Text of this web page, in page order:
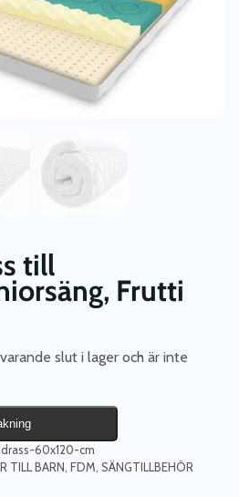
till
Frutti
slut i lager och är inte
60x120-cm
TILL BARN FDM SÄNGTILLBEHÖR